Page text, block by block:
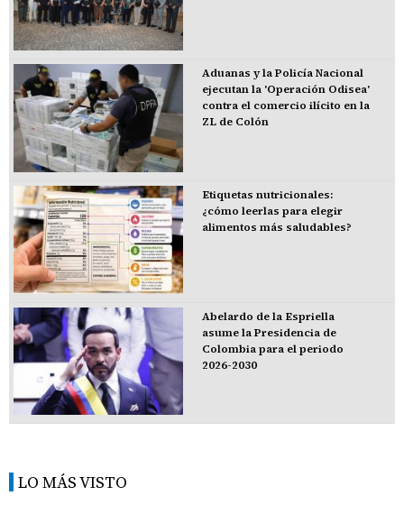
Aduanas y la Policía Nacional
ejecutan la 'Operación Odisea'
contra el comercio ilícito en la
ZL de Colón
Etiquetas nutricionales:
¿cómo leerlas para elegir
alimentos más saludables?
Abelardo de la Espriella
asume la Presidencia de
Colombia para el periodo
2026-2030
LO MÁS VISTO